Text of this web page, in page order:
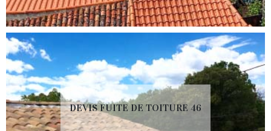
DEVIS FUITE DE TOITURE 46